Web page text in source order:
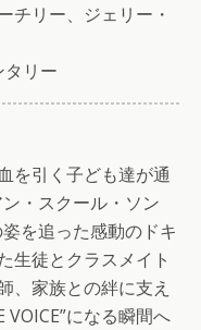
チリー、ジェリー・
リー
を引く子ども達が通
・スクール・ソン
を追った感動のドキ
生徒とクラスメイト
、家族との絆に支え
になる瞬間へ